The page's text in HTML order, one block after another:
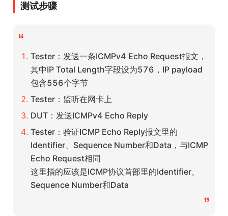
测试步骤
“
Tester：发送一条ICMPv4 Echo Request报文，
其中IP Total Length字段设为576，IP payload
包含556个字节
Tester：监听在网卡上
DUT：发送ICMPv4 Echo Reply
Tester：验证ICMP Echo Reply报文里的
Identifier、Sequence Number和Data，与ICMP
Echo Request相同
这里指的应该是ICMP协议首部里的Identifier、
Sequence Number和Data
”